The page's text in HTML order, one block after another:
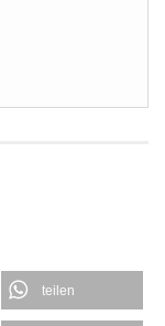
teilen